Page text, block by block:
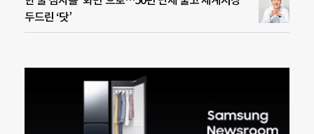
두드린 ‘닷’